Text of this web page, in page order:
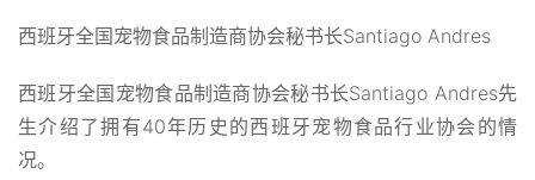
西班牙全国宠物食品制造商协会秘书长Santiago Andres
西班牙全国宠物食品制造商协会秘书长Santiago Andres先
生介绍了拥有40年历史的西班牙宠物食品行业协会的情
况。